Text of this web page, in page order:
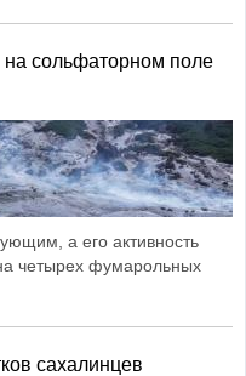
на сольфаторном поле
а его активность
четырех фумарольных
сахалинцев